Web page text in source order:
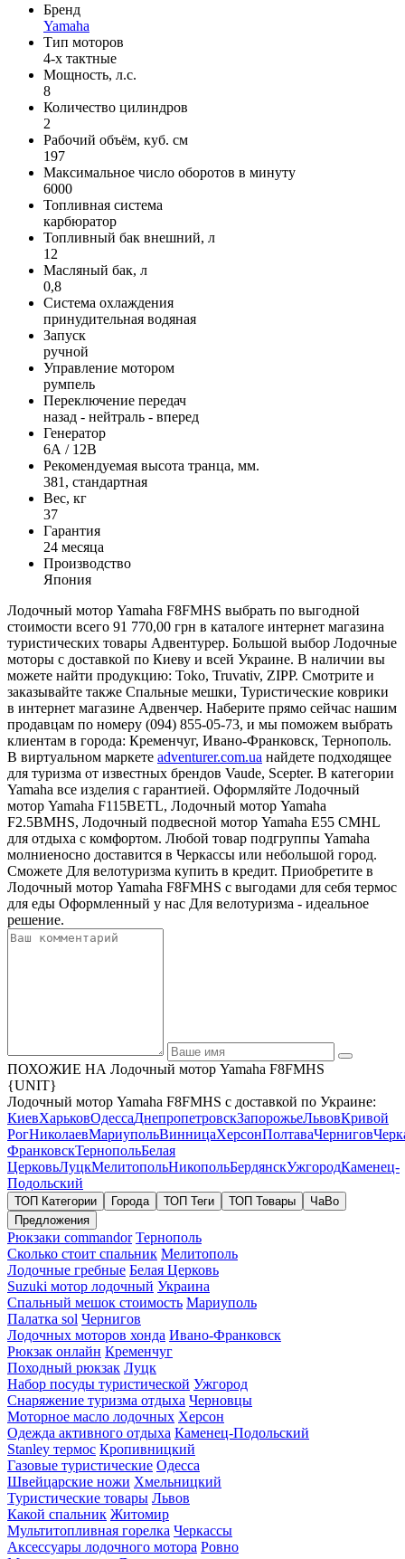
Бренд
Yamaha
Тип моторов
4-х тактные
Мощность, л.с.
8
Количество цилиндров
2
Рабочий объём, куб. см
197
Максимальное число оборотов в минуту
6000
Топливная система
карбюратор
Топливный бак внешний, л
12
Масляный бак, л
0,8
Система охлаждения
принудительная водяная
Запуск
ручной
Управление мотором
румпель
Переключение передач
назад - нейтраль - вперед
Генератор
6А / 12В
Рекомендуемая высота транца, мм.
381, стандартная
Вес, кг
37
Гарантия
24 месяца
Производство
Япония
Лодочный мотор Yamaha F8FMHS выбрать по выгодной
стоимости всего 91 770,00 грн в каталоге интернет магазина
туристических товары Адвентурер. Большой выбор Лодочные
моторы с доставкой по Киеву и всей Украине. В наличии вы
можете найти продукцию: Toko, Truvativ, ZIPP. Смотрите и
заказывайте также Спальные мешки, Туристические коврики
в интернет магазине Адвенчер. Наберите прямо сейчас нашим
продавцам по номеру (094) 855-05-73, и мы поможем выбрать
клиентам в города: Кременчуг, Ивано-Франковск, Тернополь.
В виртуальном маркете adventurer.com.ua найдете подходящее
для туризма от известных брендов Vaude, Scepter. В категории
Yamaha все изделия с гарантией. Оформляйте Лодочный
мотор Yamaha F115BETL, Лодочный мотор Yamaha
F2.5BMHS, Лодочный подвесной мотор Yamaha E55 CMHL
для отдыха с комфортом. Любой товар подгруппы Yamaha
молниеносно доставится в Черкассы или небольшой город.
Сможете Для велотуризма купить в кредит. Приобретите в
Лодочный мотор Yamaha F8FMHS с выгодами для себя термос
для еды Оформленный у нас Для велотуризма - идеальное
решение.
ПОХОЖИЕ НА Лодочный мотор Yamaha F8FMHS
{UNIT}
Лодочный мотор Yamaha F8FMHS с доставкой по Украине:
КиевХарьковОдессаДнепропетровскЗапорожьеЛьвовКривой
РогНиколаевМариупольВинницаХерсонПолтаваЧернигов
ФранковскТернопольБелая
ЦерковьЛуцкМелитопольНикопольБердянскУжгородКаменец-
Подольский
ТОП Категории Города ТОП Теги ТОП Товары
ЧаВо
Предложения
Рюкзаки commandor Тернополь
Сколько стоит спальник Мелитополь
Лодочные гребные Белая Церковь
Suzuki мотор лодочный Украина
Спальный мешок стоимость Мариуполь
Палатка sol Чернигов
Лодочных моторов хонда Ивано-Франковск
Рюкзак онлайн Кременчуг
Походный рюкзак Луцк
Набор посуды туристической Ужгород
Снаряжение туризма отдыха Черновцы
Моторное масло лодочных Херсон
Одежда активного отдыха Каменец-Подольский
Stanley термос Кропивницкий
Газовые туристические Одесса
Швейцарские ножи Хмельницкий
Туристические товары Львов
Какой спальник Житомир
Мультитопливная горелка Черкассы
Аксессуары лодочного мотора Ровно